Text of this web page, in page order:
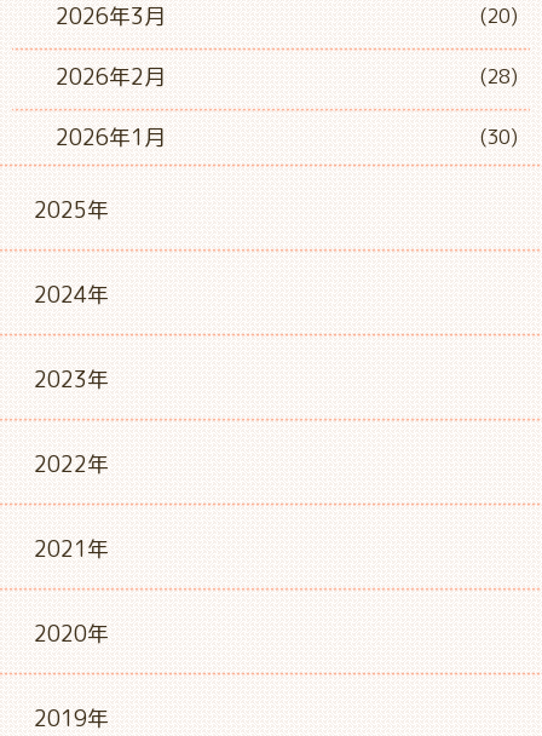
2026年3月 (20)
2026年2月 (28)
2026年1月 (30)
2025年
2024年
2023年
2022年
2021年
2020年
2019年